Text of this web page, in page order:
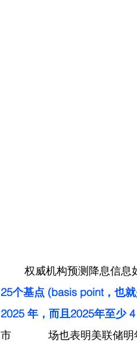
权威机构预测降息信
25个基点 (basis point，也
2025 年，而且2025年至少
市		场也表明美联储